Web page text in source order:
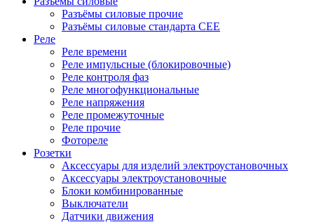
Разъёмы силовые прочие
Разъёмы силовые стандарта CEE
Реле
Реле времени
Реле импульсные (блокировочные)
Реле контроля фаз
Реле многофункциональные
Реле напряжения
Реле промежуточные
Реле прочие
Фотореле
Розетки
Аксессуары для изделий электроустановочных
Аксессуары электроустановочные
Блоки комбинированные
Выключатели
Датчики движения